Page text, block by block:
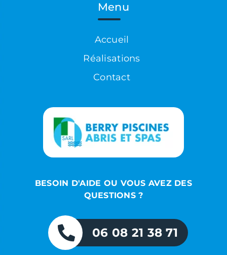
Menu
Accueil
Réalisations
Contact
BESOIN D'AIDE OU VOUS AVEZ DES
QUESTIONS ?
06 08 21 38 71